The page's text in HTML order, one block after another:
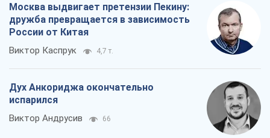
Москва выдвигает претензии Пекину:
дружба превращается в зависимость
России от Китая
Виктор Каспрук 4,7 т.
Дух Анкориджа окончательно
испарился
Виктор Андрусив 66